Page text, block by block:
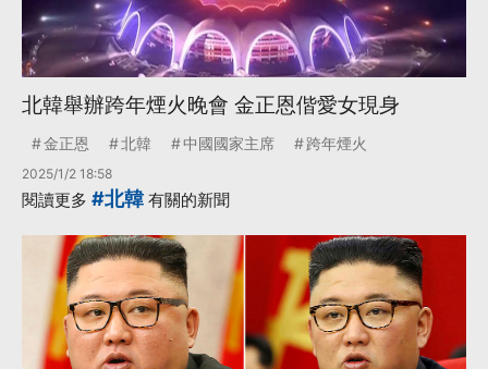
北韓舉辦跨年煙火晚會 金正恩偕愛女現身
金正恩 北韓 中國國家主席 跨年煙火
2025/1/2 18:58
閱讀更多 #北韓 有關的新聞